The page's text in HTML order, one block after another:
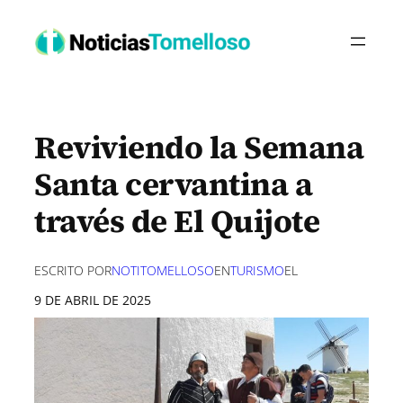
contenido
Reviviendo la Semana
Santa cervantina a
través de El Quijote
ESCRITO PORNOTITOMELLOSOENTURISMOEL
9 DE ABRIL DE 2025